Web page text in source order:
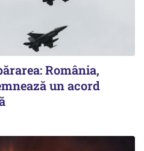
România,
un acord